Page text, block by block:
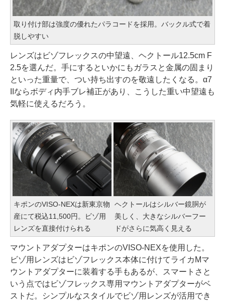
取り付け部は強度の優れたパラコードを採用。バックル式で着
脱しやすい
レンズはビゾフレックスの中望遠、ヘクトール12.5cm F
2.5を選んだ。手にするといかにもガラスと金属の固まり
といった重量で、つい持ち出すのを敬遠したくなる。α7
IIならボディ内手ブレ補正があり、こうした重い中望遠も
気軽に使えるだろう。
キポンのVISO-NEXは新東京物
産にて税込11,500円。ビゾ用
レンズを直接付けられる
ヘクトールはシルバー鏡胴が
美しく、大きなシルバーフー
ドがさらに気高く見える
マウントアダプターはキポンのVISO-NEXを使用した。
ビゾ用レンズはビゾフレックス本体に付けてライカMマ
ウントアダプターに装着する手もあるが、スマートさと
いう点ではビゾフレックス専用マウントアダプターがベ
ストだ。シンプルなスタイルでビゾ用レンズが活用でき